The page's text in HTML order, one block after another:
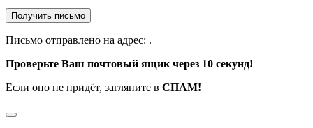
Получить письмо
Письмо отправлено на адрес: .
Проверьте Ваш почтовый ящик через 10 секунд!
Если оно не придёт, загляните в СПАМ!